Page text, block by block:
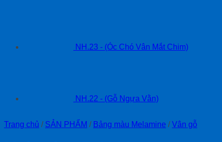
NH.23 - (Óc Chó Vân Mắt Chim)
NH.22 - (Gỗ Ngựa Vằn)
Trang chủ / SẢN PHẨM / Bảng màu Melamine / Vân gỗ